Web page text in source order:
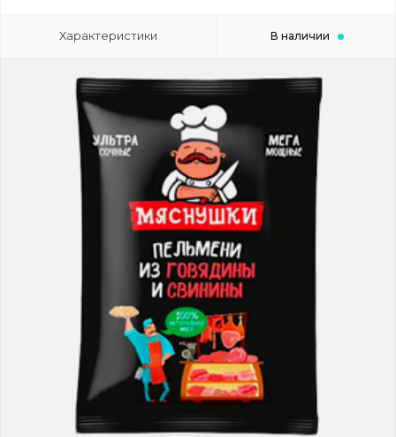
Характеристики В наличии